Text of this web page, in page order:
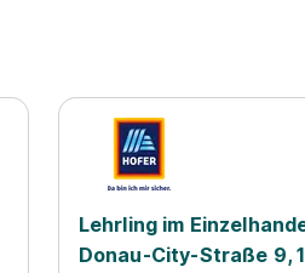
Lehrling im
Donau-City-Straße 9,